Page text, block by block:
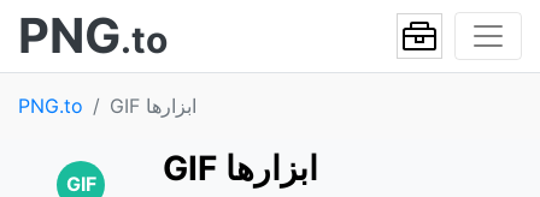
PNG.to
PNG.to GIF ابزارها
GIF GIF ابزارها